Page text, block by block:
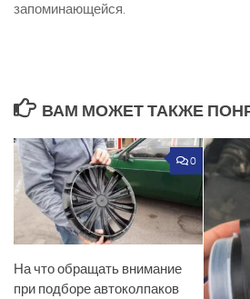
запоминающейся.
ВАМ МОЖЕТ ТАКЖЕ
0
На что обращать внимание
при подборе автоколпаков